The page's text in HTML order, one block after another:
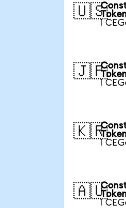
🇺🇸
1
🇯🇵
1
🇰🇷
1
🇦🇺
1